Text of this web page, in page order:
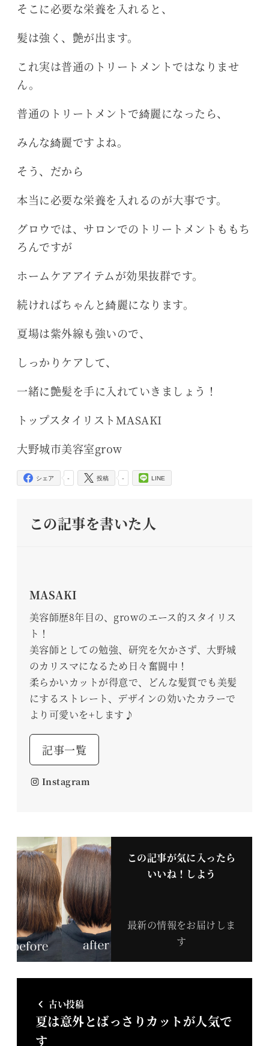
そこに必要な栄養を入れると、
髪は強く、艶が出ます。
これ実は普通のトリートメントではなりませ
ん。
普通のトリートメントで綺麗になったら、
みんな綺麗ですよね。
そう、だから
本当に必要な栄養を入れるのが大事です。
グロウでは、サロンでのトリートメントももち
ろんですが
ホームケアアイテムが効果抜群です。
続ければちゃんと綺麗になります。
夏場は紫外線も強いので、
しっかりケアして、
一緒に艶髪を手に入れていきましょう！
トップスタイリストMASAKI
大野城市美容室grow
-
シェア -
投稿 LINE
この記事を書いた人
MASAKI
美容師歴8年目の、growのエース的スタイリス
ト！
美容師としての勉強、研究を欠かさず、大野城
のカリスマになるため日々奮闘中！
柔らかいカットが得意で、どんな髪質でも美髪
にするストレート、デザインの効いたカラーで
より可愛いを+します♪
記事一覧
Instagram
この記事が気に入ったら
いいね！しよう
最新の情報をお届けしま
す
古い投稿
夏は意外とばっさりカットが人気で
す